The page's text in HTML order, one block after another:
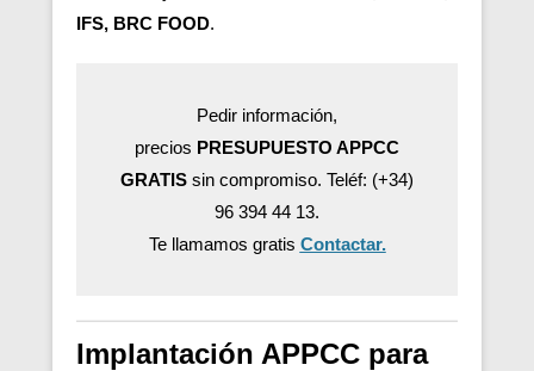
IFS, BRC FOOD.
Pedir información,
precios PRESUPUESTO APPCC
GRATIS sin compromiso. Teléf: (+34)
96 394 44 13.
Te llamamos gratis Contactar.
Implantación APPCC para